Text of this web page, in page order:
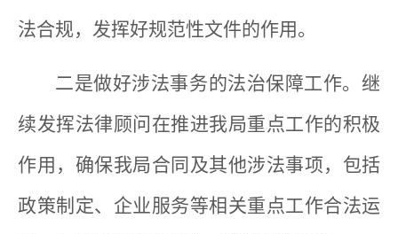
法合规，发挥好规范性文件的作用。
二是做好涉法事务的法治保障工作。继
续发挥法律顾问在推进我局重点工作的积极
作用，确保我局合同及其他涉法事项，包括
政策制定、企业服务等相关重点工作合法运